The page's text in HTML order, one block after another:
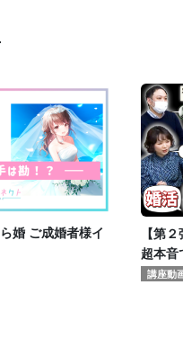
婚 ご成婚者様イ
【第
超本音
第２弾
講座動